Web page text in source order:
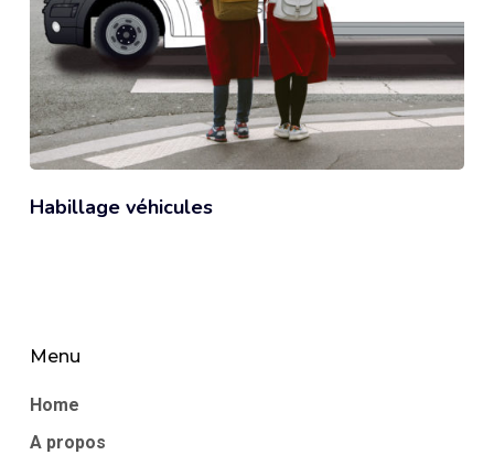
Habillage véhicules
Menu
Home
A propos